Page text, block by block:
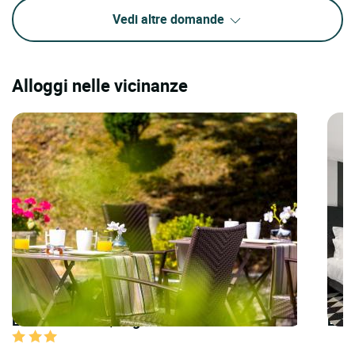
Vedi altre domande
Alloggi nelle vicinanze
LOGIS HOTELS | Logis Hôtel la Thomasse